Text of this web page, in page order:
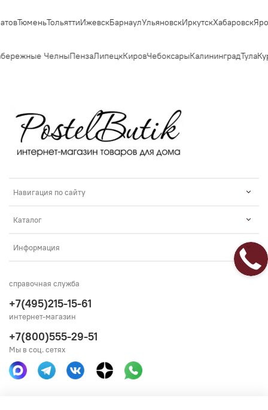
ТольяттиИжевскБарнаулУльяновскИркутскХабаровск
ЧелныПензаЛипецкКировЧебоксарыКалининградТула
Навигация по сайту
Каталог
Информация
справочная служба
+7(495)215-15-61
интернет-магазин
+7(800)555-29-51
Мы в соц. сетях